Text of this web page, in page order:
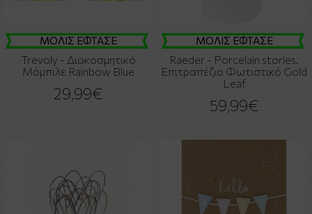
ΜΟΛΙΣ ΕΦΤΑΣΕ
Trevoly - Διακοσμητικό
Μόμπιλε Rainbow Blue
29,99€
ΜΟΛΙΣ ΕΦΤΑΣΕ
Raeder - Porcelain stories.
Επιτραπέζιο Φωτιστικό Gold
Leaf
59,99€